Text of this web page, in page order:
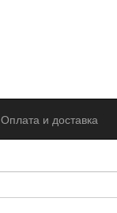
Оплата и доставка